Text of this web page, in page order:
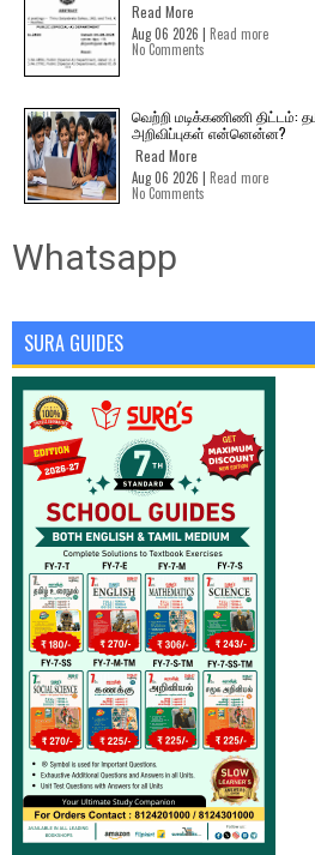
Read More
Aug 06 2026 | Read more
No Comments
வெற்றி மடிக்கணிணி திட்டம்:
அறிவிப்புகள் என்னென்ன?
Read More
Aug 06 2026 | Read more
No Comments
Whatsapp
SURA GUIDES